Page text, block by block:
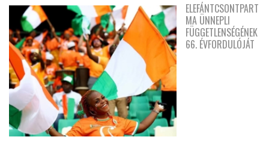
ELEFÁNTCSONTPART
MA ÜNNEPLI
FÜGGETLENSÉGÉNEK
66. ÉVFORDULÓJÁT